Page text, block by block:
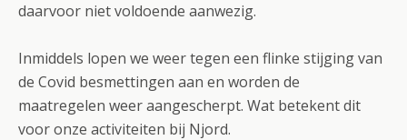
daarvoor niet voldoende aanwezig.
Inmiddels lopen we weer tegen een flinke stijging van
de Covid besmettingen aan en worden de
maatregelen weer aangescherpt. Wat betekent dit
voor onze activiteiten bij Njord.